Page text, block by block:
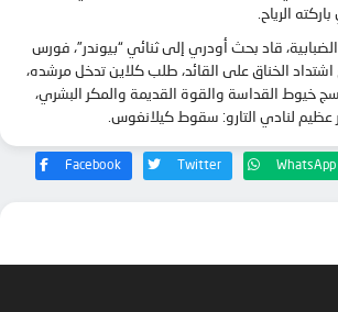
الرياح.
قاد بحث أودري إلى ثنائي “بيوندر”، فورس
الخناق على القائد، طلب كلاين تدخل مرشده،
خيوط القداسة والقوة القديمة والمكر البشري،
عظيم لنادي التارو: سقوط كيلانغوس.
Facebook Twitter WhatsApp